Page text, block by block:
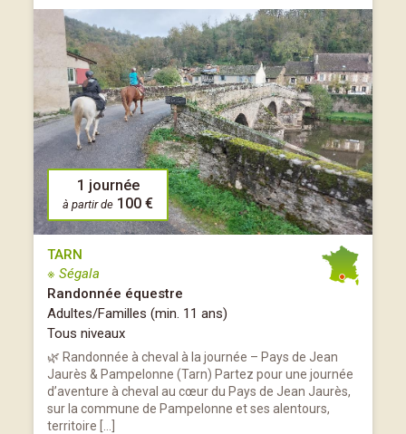
1 journée
à partir de 100 €
TARN
※ Ségala
Randonnée équestre
Adultes/Familles (min. 11 ans)
Tous niveaux
🌿 Randonnée à cheval à la journée – Pays de Jean
Jaurès & Pampelonne (Tarn) Partez pour une journée
d’aventure à cheval au cœur du Pays de Jean Jaurès,
sur la commune de Pampelonne et ses alentours,
territoire […]